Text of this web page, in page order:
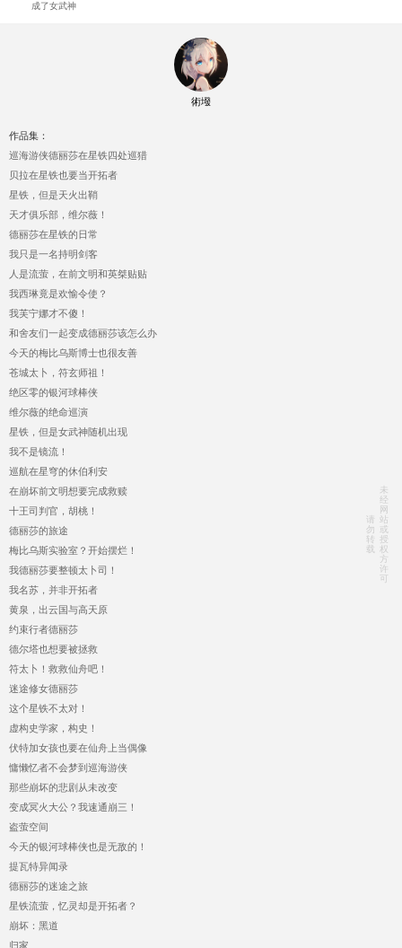
成了女武神
術墢
作品集：
巡海游侠德丽莎在星铁四处巡猎
贝拉在星铁也要当开拓者
星铁，但是天火出鞘
天才俱乐部，维尔薇！
德丽莎在星铁的日常
我只是一名持明剑客
人是流萤，在前文明和英桀贴贴
我西琳竟是欢愉令使？
我芙宁娜才不傻！
和舍友们一起变成德丽莎该怎么办
今天的梅比乌斯博士也很友善
苍城太卜，符玄师祖！
绝区零的银河球棒侠
维尔薇的绝命巡演
星铁，但是女武神随机出现
我不是镜流！
巡航在星穹的休伯利安
在崩坏前文明想要完成救赎
十王司判官，胡桃！
德丽莎的旅途
梅比乌斯实验室？开始摆烂！
我德丽莎要整顿太卜司！
我名苏，并非开拓者
黄泉，出云国与高天原
约束行者德丽莎
德尔塔也想要被拯救
符太卜！救救仙舟吧！
迷途修女德丽莎
这个星铁不太对！
虚构史学家，构史！
伏特加女孩也要在仙舟上当偶像
慵懒忆者不会梦到巡海游侠
那些崩坏的悲剧从未改变
变成冥火大公？我速通崩三！
盗萤空间
今天的银河球棒侠也是无敌的！
提瓦特异闻录
德丽莎的迷途之旅
星铁流萤，忆灵却是开拓者？
崩坏：黑道
归家
请
勿
转
载
未
经
网
站
或
授
权
方
许
可